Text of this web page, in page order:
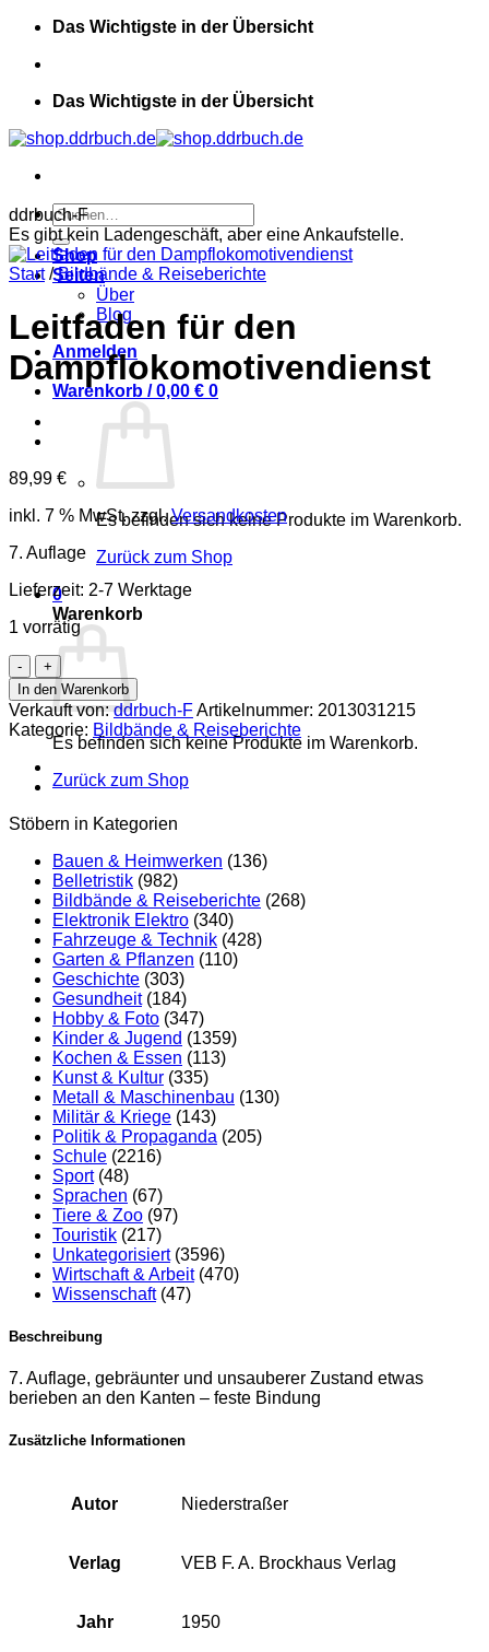
Zum
springen
Das Wichtigste in der Übersicht
Das Wichtigste in der Übersicht
Suchen
nach:
Shop
Seiten
Über
Blog
Anmelden
Warenkorb /0,00 € 0
Es befinden sich keine Produkte im Warenkorb.
Zurück zum Shop
0
Warenkorb
Es befinden sich keine Produkte im Warenkorb.
Zurück zum Shop
ddrbuch-F
Es gibt kein Ladengeschäft, aber eine Ankaufstelle.
Start / Bildbände & Reiseberichte
Leitfaden für den
Dampflokomotivendienst
89,99 €
inkl. 7 % MwSt. zzgl.Versandkosten
7. Auflage
Lieferzeit: 2-7 Werktage
1 vorrätig
Leitfaden
für
den
Dampflokomotivendienst
Menge
In den Warenkorb
Verkauft von:ddrbuch-FArtikelnummer: 2013031215
Kategorie: Bildbände & Reiseberichte
Stöbern in Kategorien
Bauen & Heimwerken (136)
Belletristik (982)
Bildbände & Reiseberichte (268)
Elektronik Elektro (340)
Fahrzeuge & Technik (428)
Garten & Pflanzen (110)
Geschichte (303)
Gesundheit (184)
Hobby & Foto (347)
Kinder & Jugend (1359)
Kochen & Essen (113)
Kunst & Kultur (335)
Metall & Maschinenbau (130)
Militär & Kriege (143)
Politik & Propaganda (205)
Schule (2216)
Sport (48)
Sprachen (67)
Tiere & Zoo (97)
Touristik (217)
Unkategorisiert (3596)
Wirtschaft & Arbeit (470)
Wissenschaft (47)
Beschreibung
7. Auflage, gebräunter und unsauberer Zustand etwas
berieben an den Kanten – feste Bindung
Zusätzliche Informationen
Autor Niederstraßer
Verlag VEB F. A. Brockhaus Verlag
Jahr 1950